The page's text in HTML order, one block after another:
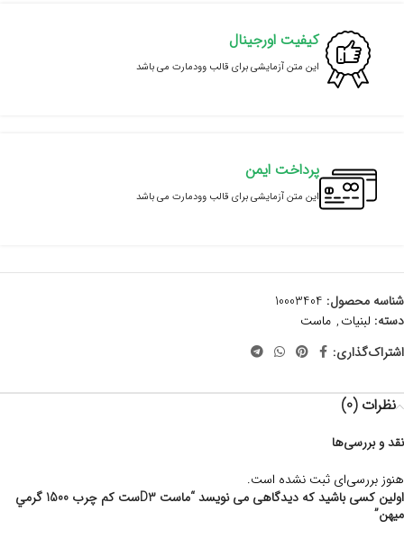
کیفیت اورجینال
این متن آزمایشی برای قالب وودمارت می باشد
پرداخت ایمن
این متن آزمایشی برای قالب وودمارت می باشد
شناسه محصول: 10003404
دسته: لبنیات, ماست
اشتراک‌گذاری:
نظرات (0)
نقد و بررسی‌ها
هنوز بررسی‌ای ثبت نشده است.
اولین کسی باشید که دیدگاهی می نویسد “ماست D3ست کم چرب 1500 گرمي
میهن”